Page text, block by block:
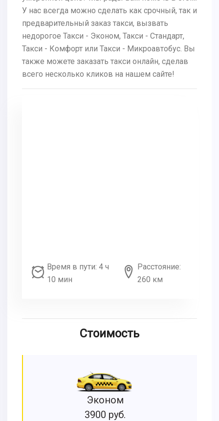
У нас всегда можно сделать как срочный, так и
предварительный заказ такси, вызвать
недорогое Такси - Эконом, Такси - Стандарт,
Такси - Комфорт или Такси - Микроавтобус. Вы
также можете заказать такси онлайн, сделав
всего несколько кликов на нашем сайте!
Время в пути: 4 ч
10 мин
Расстояние:
260 км
Стоимость
Эконом
3900 руб.